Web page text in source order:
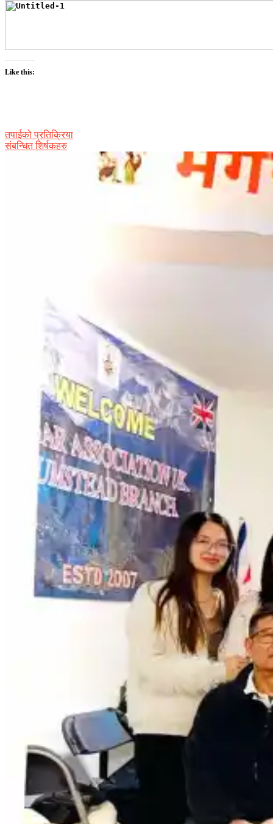
Like this:
तपाईको प्रतिक्रिया
संबन्धित शिर्षकहरु